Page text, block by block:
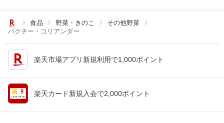
食品 野菜・きのこ
その他野菜
パクチー・コリアンダー
楽天市場アプリ新規利用で1,000ポイント
楽天カード新規入会で2,000ポイント